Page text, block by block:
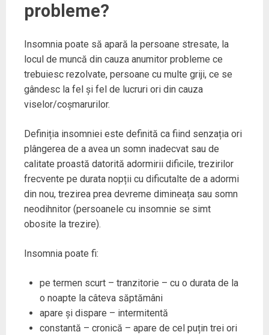
probleme?
Insomnia poate să apară la persoane stresate, la
locul de muncă din cauza anumitor probleme ce
trebuiesc rezolvate, persoane cu multe griji, ce se
gândesc la fel și fel de lucruri ori din cauza
viselor/coșmarurilor.
Definiția insomniei este definită ca fiind senzația ori
plângerea de a avea un somn inadecvat sau de
calitate proastă datorită adormirii dificile, trezirilor
frecvente pe durata nopții cu dificutalte de a adormi
din nou, trezirea prea devreme dimineața sau somn
neodihnitor (persoanele cu insomnie se simt
obosite la trezire).
Insomnia poate fi:
pe termen scurt – tranzitorie – cu o durata de la
o noapte la câteva săptămâni
apare și dispare – intermitentă
constantă – cronică – apare de cel puțin trei ori